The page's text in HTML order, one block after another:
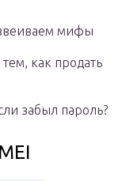
мифы
как продать
забыл пароль?